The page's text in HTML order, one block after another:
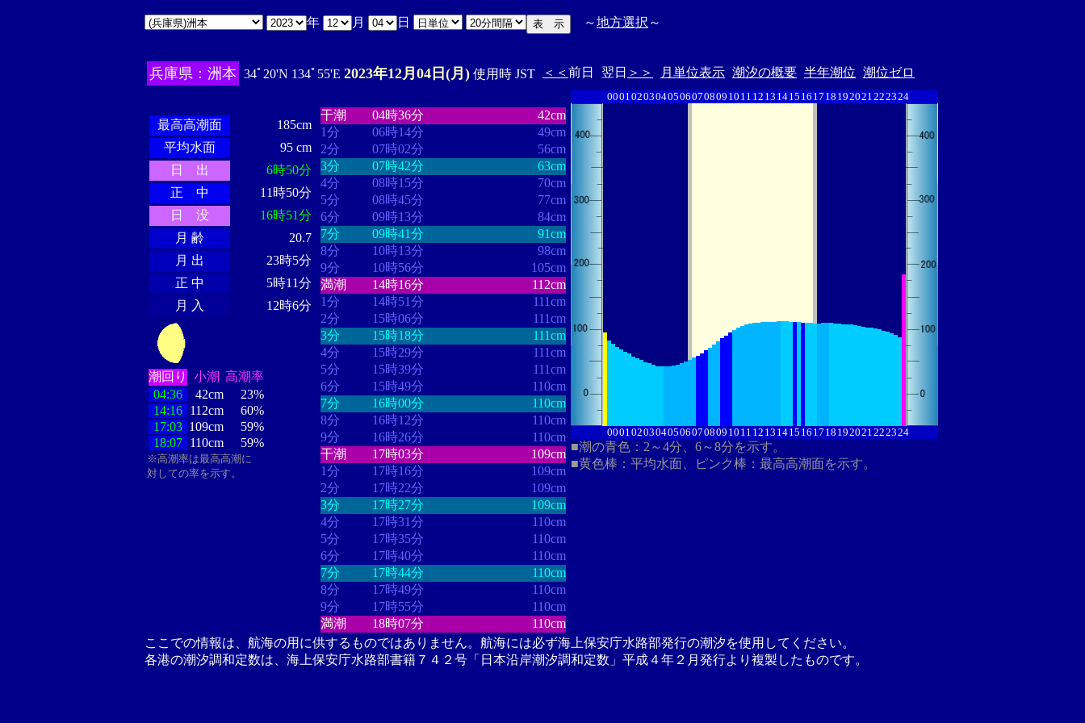
年 月 日 ～地方選択 ～
兵庫県：洲本 34ﾟ20'N 134ﾟ55'E 2023年12月04日(月) 使用時 JST ＜＜ 前日 翌日 ＞＞ 月単位表示 潮汐の概要 半年潮位 潮位ゼロ
最高高潮面
185cm
平均水面
95 cm
日 出
6時50分
正 中
11時50分
日 没
16時51分
月 齢
20.7
月 出
23時5分
正 中
5時11分
月 入
12時6分
潮回り 小潮 高潮率
04:36
42cm
23%
14:16 112cm
60%
17:03 109cm
59%
18:07 110cm 59%
※高潮率は最高高潮に
対しての率を示す。
干潮
04時36分
42cm
1分
06時14分
49cm
2分
07時02分
56cm
3分
07時42分
63cm
4分
08時15分
70cm
5分
08時45分
77cm
6分
09時13分
84cm
7分
09時41分
91cm
8分
10時13分
98cm
9分
10時56分
105cm
満潮
14時16分
112cm
1分
14時51分
111cm
2分
15時06分
111cm
3分
15時18分
111cm
4分
15時29分
111cm
5分
15時39分
111cm
6分
15時49分
110cm
7分
16時00分
110cm
8分
16時12分
110cm
9分
16時26分
110cm
干潮
17時03分
109cm
1分
17時16分
109cm
2分
17時22分
109cm
3分
17時27分
109cm
4分
17時31分
110cm
5分
17時35分
110cm
6分
17時40分
110cm
7分
17時44分
110cm
8分
17時49分
110cm
9分
17時55分
110cm
満潮
18時07分 110cm
00010203040506070809 10 11 12 13 1415 16 17 18 192021222324
00010203040506070809 10 11 12 13 1415 16 17 18 192021222324
■潮の青色：2～4分、6～8分を示す。
■黄色棒：平均水面、ピンク棒：最高高潮面を示す。
ここでの情報は、航海の用に供するものではありません。航海には必ず海上保安庁水路部発行の潮汐を使用してください。
各港の潮汐調和定数は、海上保安庁水路部書籍７４２号「日本沿岸潮汐調和定数」平成４年２月発行より複製したものです。